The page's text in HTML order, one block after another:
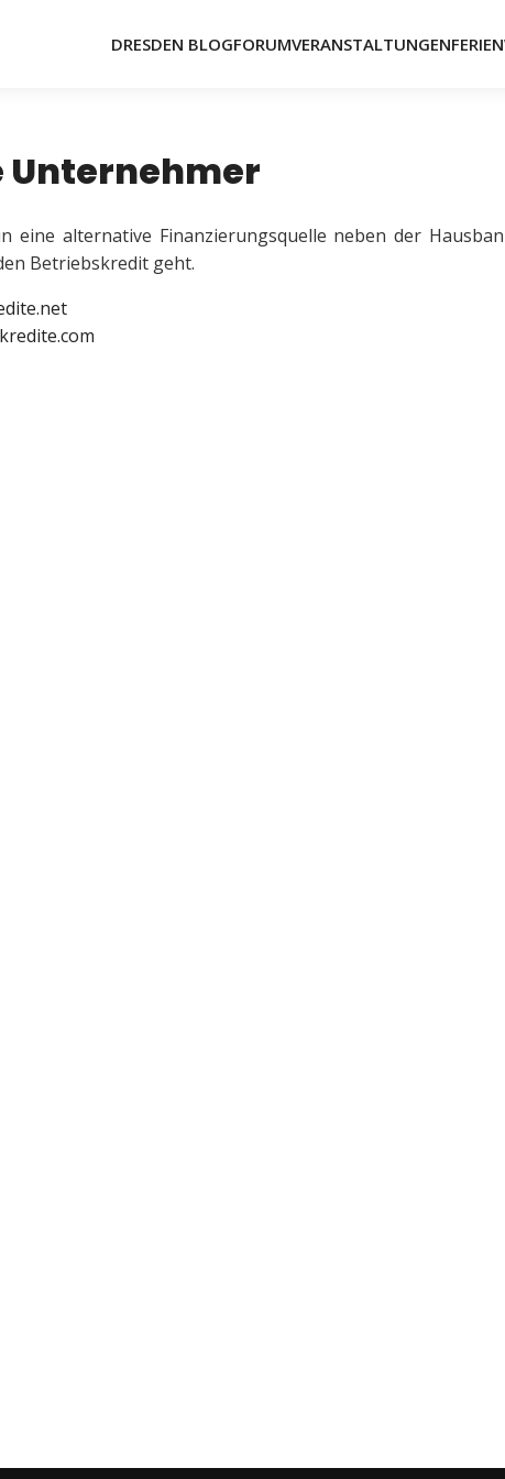
DRESDEN BLOGFORUMVERANSTALTUNGEN
Unternehmer
eine alternative Finanzierungsquelle neben der
Betriebskredit geht.